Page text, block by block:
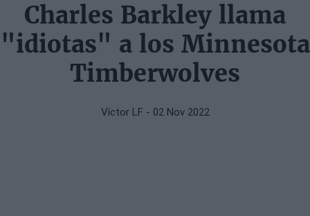
Charles Barkley llama
"idiotas" a los Minnesota
Timberwolves
Víctor LF - 02 Nov 2022